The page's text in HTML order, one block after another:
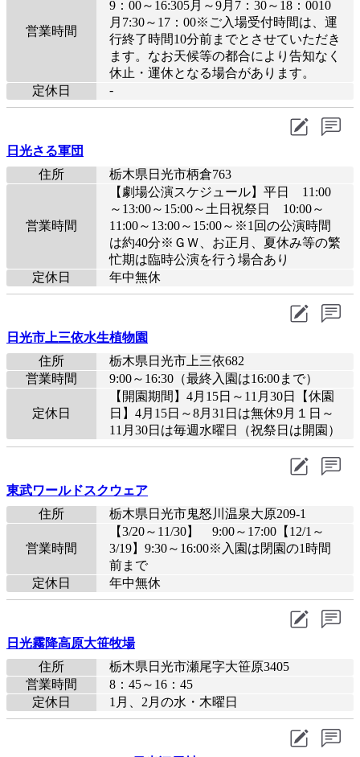
営業時間
9：00～16:305月～9月7：30～18：0010
月7:30～17：00※ご入場受付時間は、運
行終了時間10分前までとさせていただき
ます。なお天候等の都合により告知なく
休止・運休となる場合があります。
定休日
-
日光さる軍団
住所
栃木県日光市柄倉763
営業時間
【劇場公演スケジュール】平日 11:00
～13:00～15:00～土日祝祭日 10:00～
11:00～13:00～15:00～※1回の公演時間
は約40分※ＧＷ、お正月、夏休み等の繁
忙期は臨時公演を行う場合あり
定休日
年中無休
日光市上三依水生植物園
住所
栃木県日光市上三依682
営業時間
9:00～16:30（最終入園は16:00まで）
定休日
【開園期間】4月15日～11月30日【休園
日】4月15日～8月31日は無休9月１日～
11月30日は毎週水曜日（祝祭日は開園）
東武ワールドスクウェア
住所
栃木県日光市鬼怒川温泉大原209-1
営業時間
【3/20～11/30】 9:00～17:00【12/1～
3/19】9:30～16:00※入園は閉園の1時間
前まで
定休日
年中無休
日光霧降高原大笹牧場
住所
栃木県日光市瀬尾字大笹原3405
営業時間
8：45～16：45
定休日
1月、2月の水・木曜日